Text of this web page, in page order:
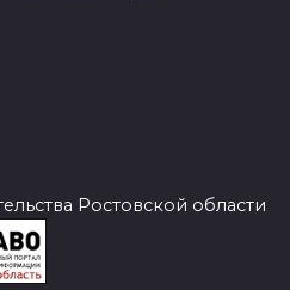
Ростовской области